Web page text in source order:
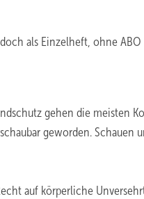
als Einzelheft, ohne
gehen die meisten
geworden.
auf körperliche